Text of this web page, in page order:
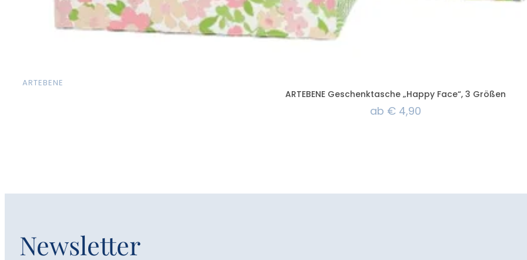
ARTEBENE
ARTEBENE Geschenktasche „Happy Face“, 3 Größen
ab €4,90
Newsletter